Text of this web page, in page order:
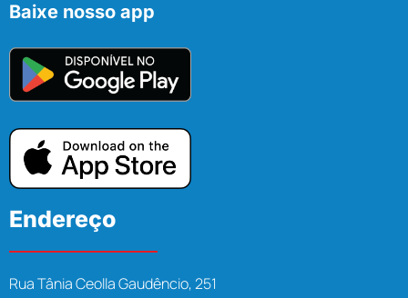
Baixe nosso app
Endereço
Rua Tânia Ceolla Gaudêncio, 251